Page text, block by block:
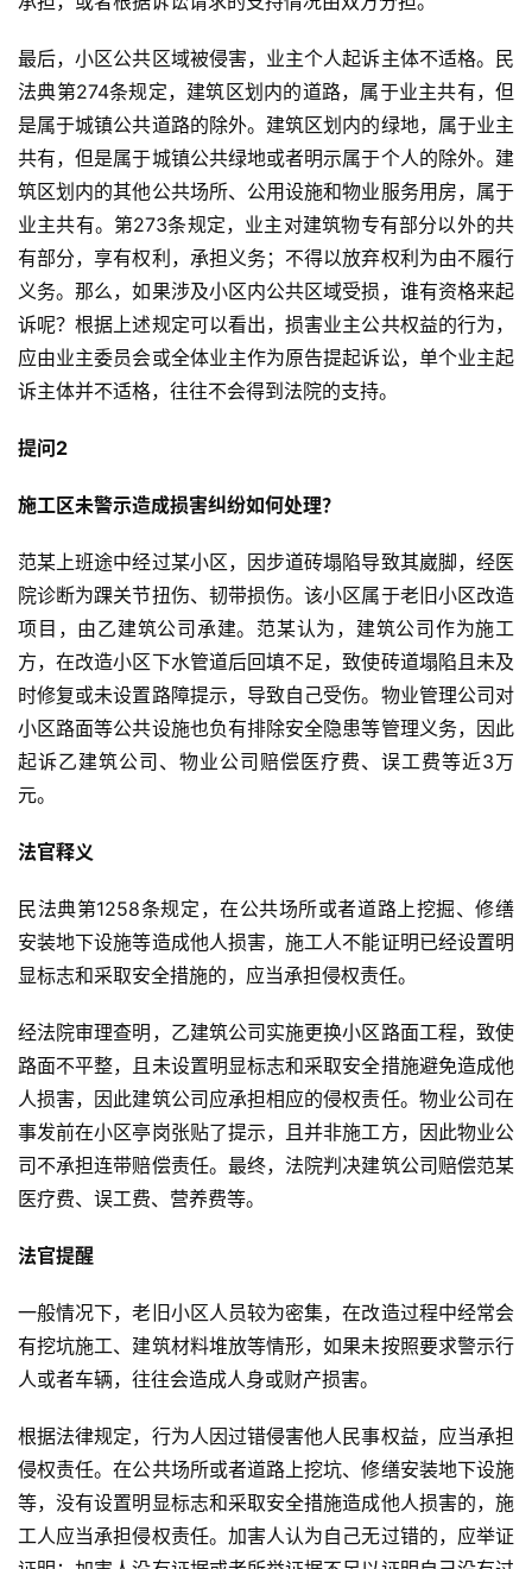
最后，小区公共区域被侵害，业主个人起诉主体不适格。民
法典第274条规定，建筑区划内的道路，属于业主共有，但
是属于城镇公共道路的除外。建筑区划内的绿地，属于业主
共有，但是属于城镇公共绿地或者明示属于个人的除外。建
筑区划内的其他公共场所、公用设施和物业服务用房，属于
业主共有。第273条规定，业主对建筑物专有部分以外的共
有部分，享有权利，承担义务；不得以放弃权利为由不履行
义务。那么，如果涉及小区内公共区域受损，谁有资格来起
诉呢？根据上述规定可以看出，损害业主公共权益的行为，
应由业主委员会或全体业主作为原告提起诉讼，单个业主起
诉主体并不适格，往往不会得到法院的支持。
提问2
施工区未警示造成损害纠纷如何处理？
范某上班途中经过某小区，因步道砖塌陷导致其崴脚，经医
院诊断为踝关节扭伤、韧带损伤。该小区属于老旧小区改造
项目，由乙建筑公司承建。范某认为，建筑公司作为施工
方，在改造小区下水管道后回填不足，致使砖道塌陷且未及
时修复或未设置路障提示，导致自己受伤。物业管理公司对
小区路面等公共设施也负有排除安全隐患等管理义务，因此
起诉乙建筑公司、物业公司赔偿医疗费、误工费等近3万
元。
法官释义
民法典第1258条规定，在公共场所或者道路上挖掘、修缮
安装地下设施等造成他人损害，施工人不能证明已经设置明
显标志和采取安全措施的，应当承担侵权责任。
经法院审理查明，乙建筑公司实施更换小区路面工程，致使
路面不平整，且未设置明显标志和采取安全措施避免造成他
人损害，因此建筑公司应承担相应的侵权责任。物业公司在
事发前在小区亭岗张贴了提示，且并非施工方，因此物业公
司不承担连带赔偿责任。最终，法院判决建筑公司赔偿范某
医疗费、误工费、营养费等。
法官提醒
一般情况下，老旧小区人员较为密集，在改造过程中经常会
有挖坑施工、建筑材料堆放等情形，如果未按照要求警示行
人或者车辆，往往会造成人身或财产损害。
根据法律规定，行为人因过错侵害他人民事权益，应当承担
侵权责任。在公共场所或者道路上挖坑、修缮安装地下设施
等，没有设置明显标志和采取安全措施造成他人损害的，施
工人应当承担侵权责任。加害人认为自己无过错的，应举证